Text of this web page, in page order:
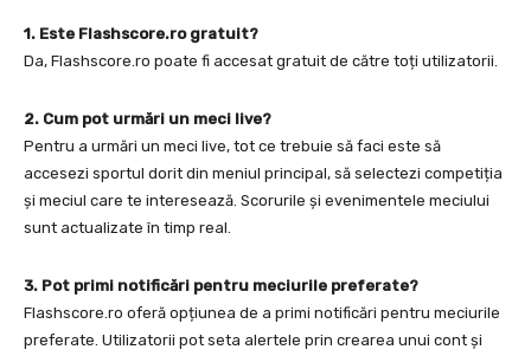
1. Este Flashscore.ro gratuit?
Da, Flashscore.ro poate fi accesat gratuit de către toți utilizatorii.
2. Cum pot urmări un meci live?
Pentru a urmări un meci live, tot ce trebuie să faci este să
accesezi sportul dorit din meniul principal, să selectezi competiția
și meciul care te interesează. Scorurile și evenimentele meciului
sunt actualizate în timp real.
3. Pot primi notificări pentru meciurile preferate?
Flashscore.ro oferă opțiunea de a primi notificări pentru meciurile
preferate. Utilizatorii pot seta alertele prin crearea unui cont și